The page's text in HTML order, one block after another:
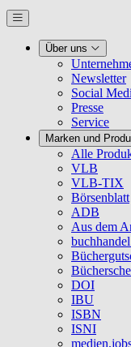
Über uns
Newsletter
Social
Presse
Service
Marken und
Alle
VLB
VLB-TIX
Börsenblatt
ADB
Aus dem
DOI
IBU
ISBN
ISNI